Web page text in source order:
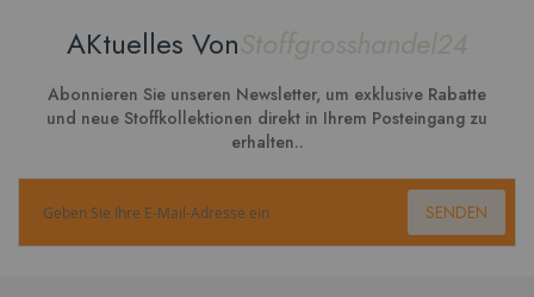
AKtuelles VonStoffgrosshandel24
Abonnieren Sie unseren Newsletter, um exklusive Rabatte
und neue Stoffkollektionen direkt in Ihrem Posteingang zu
erhalten..
SENDEN